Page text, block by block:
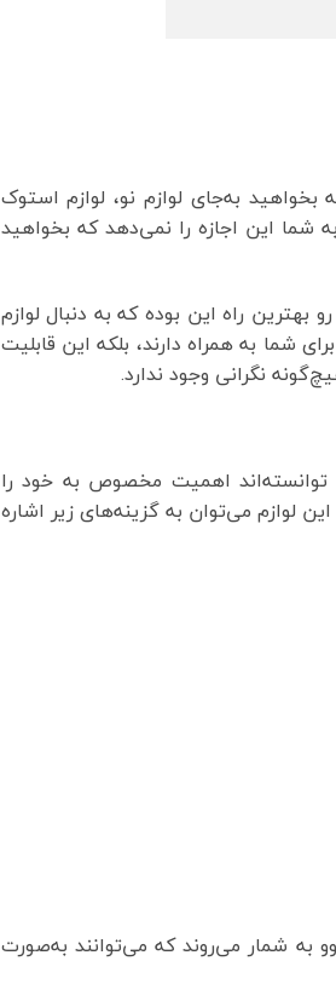
به‌جای لوازم نو، لوازم استوک
این اجازه را نمی‌دهد که بخواهید
بهترین راه این بوده که به دنبال لوازم
شما به همراه دارند، بلکه این قابلیت
نگرانی وجود ندارد.
اهمیت مخصوص به خود را
لوازم می‌توان به گزینه‌های زیر اشاره
به شمار می‌روند که می‌توانند به‌صورت